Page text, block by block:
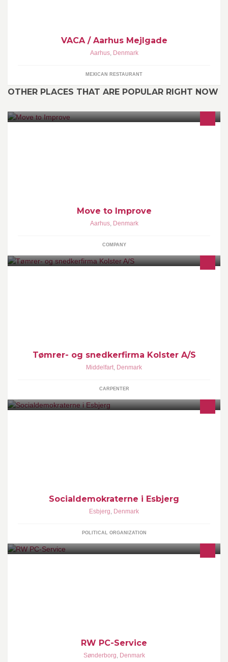
VACA / Aarhus Mejlgade
Aarhus, Denmark
MEXICAN RESTAURANT
OTHER PLACES THAT ARE POPULAR RIGHT NOW
Move to Improve
Aarhus, Denmark
COMPANY
Tømrer- og snedkerfirma Kolster A/S
Middelfart, Denmark
CARPENTER
Socialdemokraterne i Esbjerg
Esbjerg, Denmark
POLITICAL ORGANIZATION
RW PC-Service
Sønderborg, Denmark